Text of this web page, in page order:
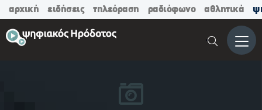
αρχική ειδήσεις τηλεόραση ραδιόφωνο αθλητικά
Μενού